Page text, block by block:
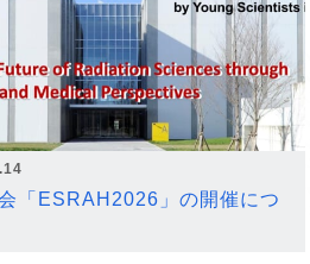
「ESRAH2026」の開催につ